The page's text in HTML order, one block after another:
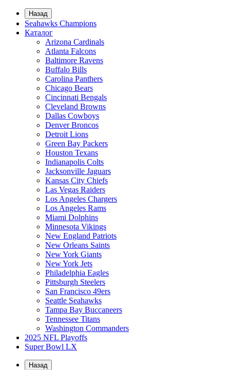
Назад
Seahawks Champions
Каталог
Arizona Cardinals
Atlanta Falcons
Baltimore Ravens
Buffalo Bills
Carolina Panthers
Chicago Bears
Cincinnati Bengals
Cleveland Browns
Dallas Cowboys
Denver Broncos
Detroit Lions
Green Bay Packers
Houston Texans
Indianapolis Colts
Jacksonville Jaguars
Kansas City Chiefs
Las Vegas Raiders
Los Angeles Chargers
Los Angeles Rams
Miami Dolphins
Minnesota Vikings
New England Patriots
New Orleans Saints
New York Giants
New York Jets
Philadelphia Eagles
Pittsburgh Steelers
San Francisco 49ers
Seattle Seahawks
Tampa Bay Buccaneers
Tennessee Titans
Washington Commanders
2025 NFL Playoffs
Super Bowl LX
Назад